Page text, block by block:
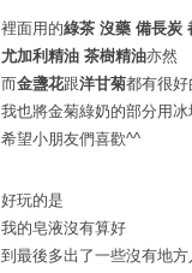
裡面用的綠茶 沒藥 備長炭
尤加利精油 茶樹精油亦然
而金盞花跟洋甘菊都有很好
我也將金菊綠奶的部分用
希望小朋友們喜歡^^
好玩的是
我的皂液沒有算好
到最後多出了一些沒有地方